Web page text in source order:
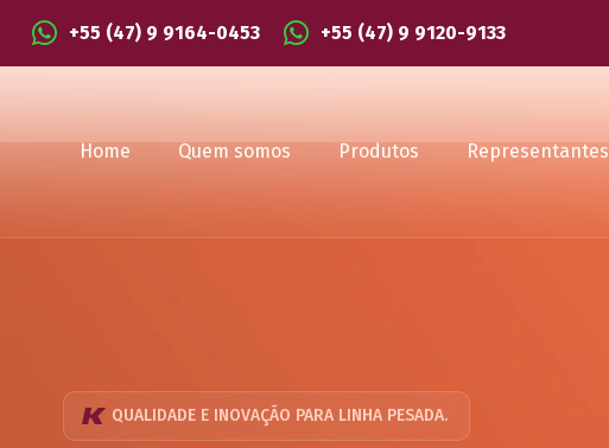
+55 (47) 9 9164-0453 +55 (47) 9 9120-9133
Home Quem somos Produtos Representantes
QUALIDADE E INOVAÇÃO PARA LINHA PESADA.